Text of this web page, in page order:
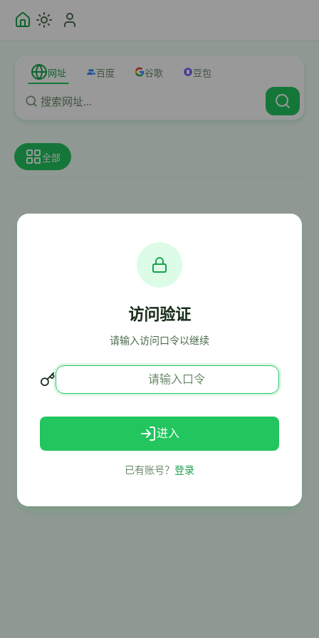
网址 百度 谷歌 豆包
全部
访问验证
请输入访问口令以继续
进入
已有账号？ 登录